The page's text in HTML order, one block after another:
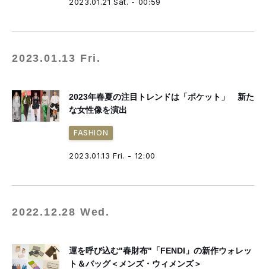
2023.01.13 Fri.
2023年春夏の注目トレンドは「ポケット」 新た
な女性像を演出
FASHION
2023.01.13 Fri. - 12:00
2022.12.28 Wed.
運を呼び込む"春財布"「FENDI」の新作ウォレッ
ト＆バッグ＜メンズ・ウィメンズ＞